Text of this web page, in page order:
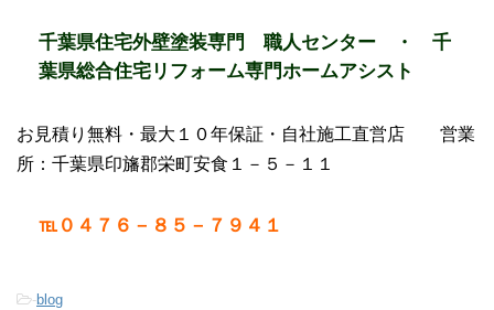
千葉県住宅外壁塗装専門 職人センター ・ 千
葉県総合住宅リフォーム専門ホームアシスト
お見積り無料・最大１０年保証・自社施工直営店 営業
所：千葉県印旛郡栄町安食１－５－１１
℡０４７６－８５－７９４１
-blog